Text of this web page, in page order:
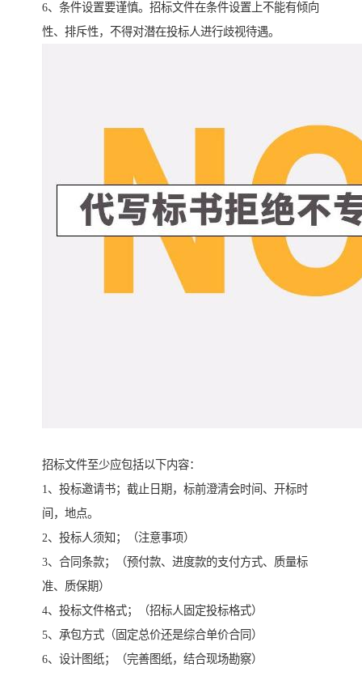
6、条件设置要谨慎。招标文件在条件设置上不能有倾向
性、排斥性，不得对潜在投标人进行歧视待遇。
招标文件至少应包括以下内容：
1、投标邀请书；截止日期，标前澄清会时间、开标时
间，地点。
2、投标人须知；（注意事项）
3、合同条款；（预付款、进度款的支付方式、质量标
准、质保期）
4、投标文件格式；（招标人固定投标格式）
5、承包方式（固定总价还是综合单价合同）
6、设计图纸；（完善图纸，结合现场勘察）